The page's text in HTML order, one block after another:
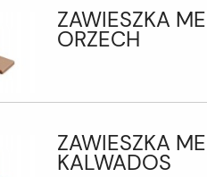
ZAWIESZKA
ORZECH
ZAWIESZKA
KALWADOS